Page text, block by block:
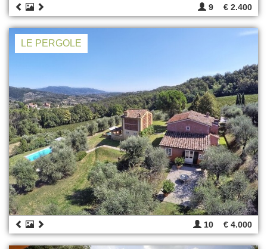
9 € 2.400
LE PERGOLE
10 € 4.000